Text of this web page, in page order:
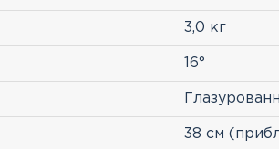
3,0 кг
16°
38 см